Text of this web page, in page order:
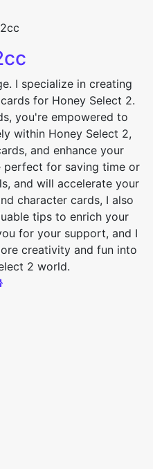
I specialize in creating
for Honey Select 2.
you're empowered to
within Honey Select 2,
and enhance your
perfect for saving time or
and will accelerate your
character cards, I also
tips to enrich your
for your support, and I
creativity and fun into
2 world.